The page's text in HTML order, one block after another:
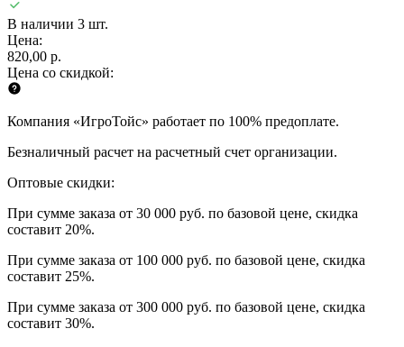
В наличии 3 шт.
Цена:
820,00 р.
Цена со скидкой:
Компания «ИгроТойс» работает по 100% предоплате.
Безналичный расчет на расчетный счет организации.
Оптовые скидки:
При сумме заказа от 30 000 руб. по базовой цене, скидка
составит 20%.
При сумме заказа от 100 000 руб. по базовой цене, скидка
составит 25%.
При сумме заказа от 300 000 руб. по базовой цене, скидка
составит 30%.